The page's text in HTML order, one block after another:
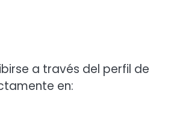
a través del perfil de
en: